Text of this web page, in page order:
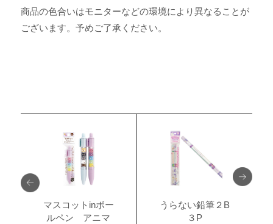
商品の色合いはモニターなどの環境により異なることが
ございます。予めご了承ください。
マスコットinボー
ルペン アニマ
うらない鉛筆２B
３P